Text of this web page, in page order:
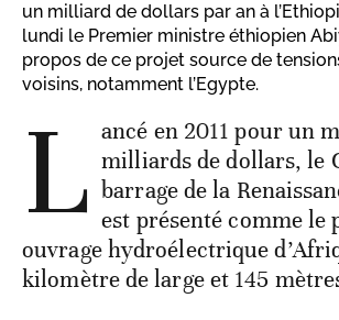
un milliard de dollars par an à
lundi le Premier ministre éthiopien
propos de ce projet source de
voisins, notamment l’Egypte.
L ancé en 2011 pour un
milliards de dollars, le
barrage de la
est présenté comme le
ouvrage hydroélectrique
kilomètre de large et 145